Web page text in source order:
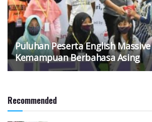
Puluhan Peserta English
Kemampuan Berbahasa Asing
Recommended